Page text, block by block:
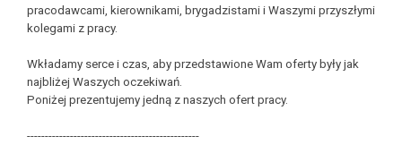
pracodawcami, kierownikami, brygadzistami i Waszymi przyszłymi
kolegami z pracy.
Wkładamy serce i czas, aby przedstawione Wam oferty były jak
najbliżej Waszych oczekiwań.
Poniżej prezentujemy jedną z naszych ofert pracy.
------------------------------------------------